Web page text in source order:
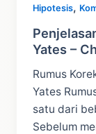
Hipotesis,
Yates –
Rumus
Yates
satu dari
Sebelum